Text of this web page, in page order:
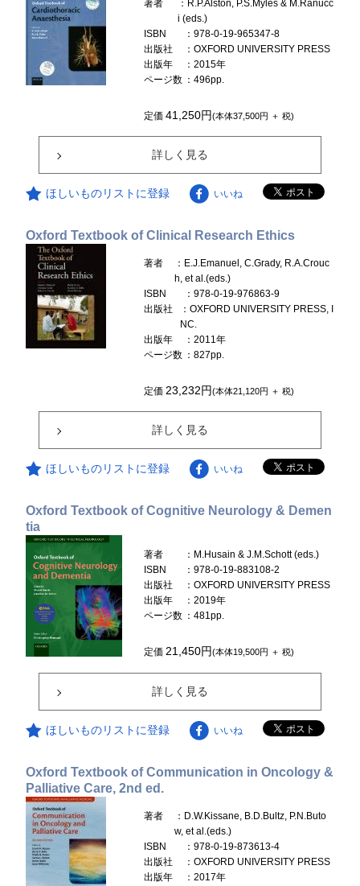
著者
：R.P.Alston, P.S.Myles & M.Ranucc
i (eds.)
ISBN
：978-0-19-965347-8
出版社
：OXFORD UNIVERSITY PRESS
出版年
：2015年
ページ数 ：496pp.
定価41,250円(本体37,500円 ＋ 税)
詳しく見る
ほしいものリストに登録 いいね
Oxford Textbook of Clinical Research Ethics
著者
：E.J.Emanuel, C.Grady, R.A.Crouc
h, et al.(eds.)
ISBN
：978-0-19-976863-9
出版社
：OXFORD UNIVERSITY PRESS, I
NC.
出版年
：2011年
ページ数 ：827pp.
定価23,232円(本体21,120円 ＋ 税)
詳しく見る
ほしいものリストに登録 いいね
Oxford Textbook of Cognitive Neurology & Demen
tia
著者
：M.Husain & J.M.Schott (eds.)
ISBN
：978-0-19-883108-2
出版社
：OXFORD UNIVERSITY PRESS
出版年
：2019年
ページ数 ：481pp.
定価21,450円(本体19,500円 ＋ 税)
詳しく見る
ほしいものリストに登録 いいね
Oxford Textbook of Communication in Oncology &
Palliative Care, 2nd ed.
著者
：D.W.Kissane, B.D.Bultz, P.N.Buto
w, et al.(eds.)
ISBN
：978-0-19-873613-4
出版社
：OXFORD UNIVERSITY PRESS
出版年
：2017年